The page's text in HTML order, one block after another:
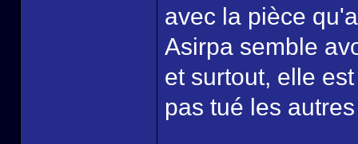
avec la pièce
Asirpa semble
et surtout, elle
pas tué les